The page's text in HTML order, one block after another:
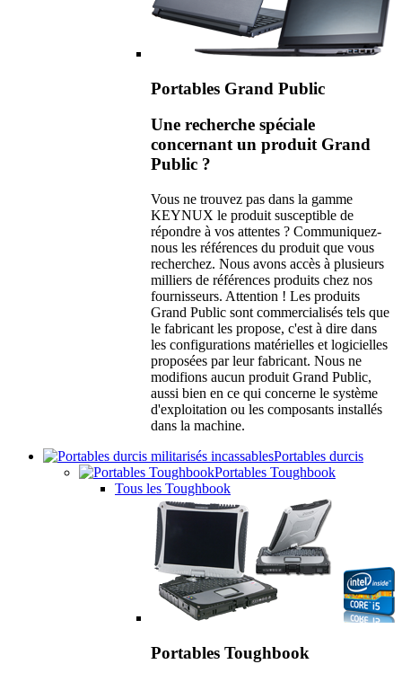
Portables Grand Public
Une recherche spéciale
concernant un produit Grand
Public ?
Vous ne trouvez pas dans la gamme
KEYNUX le produit susceptible de
répondre à vos attentes ? Communiquez-
nous les références du produit que vous
recherchez. Nous avons accès à plusieurs
milliers de références produits chez nos
fournisseurs. Attention ! Les produits
Grand Public sont commercialisés tels que
le fabricant les propose, c'est à dire dans
les configurations matérielles et logicielles
proposées par leur fabricant. Nous ne
modifions aucun produit Grand Public,
aussi bien en ce qui concerne le système
d'exploitation ou les composants installés
dans la machine.
Portables durcis
Portables Toughbook
Tous les Toughbook
Portables Toughbook